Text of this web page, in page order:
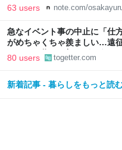
63 users note.com/
急なイベント事の中止に「仕
がめちゃくちゃ羨ましい…遠
とホテル代』の怒りがどうし
80 users togetter.com
新着記事 - 暮らしをもっと読